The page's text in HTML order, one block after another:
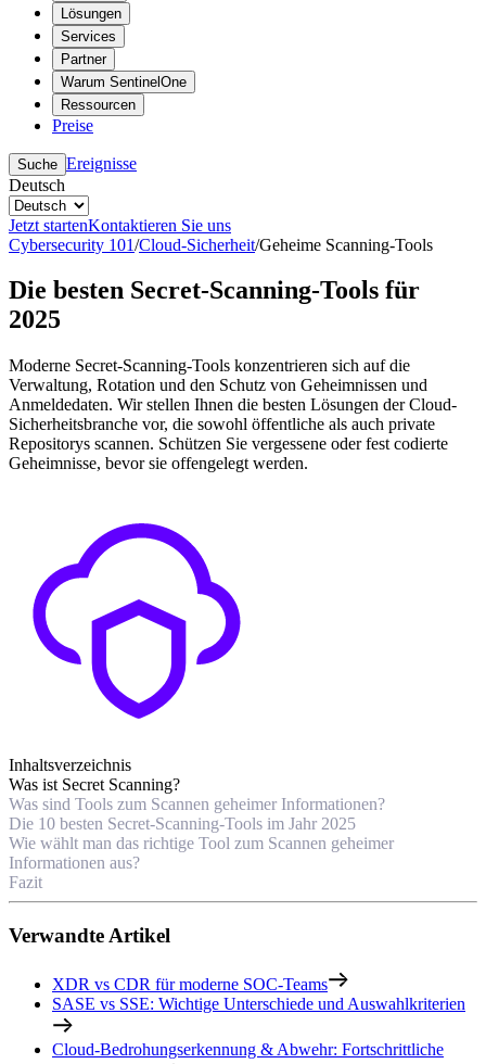
Lösungen
Services
Partner
Warum SentinelOne
Ressourcen
Preise
Suche Ereignisse
Deutsch
Jetzt startenKontaktieren Sie uns
Cybersecurity 101/Cloud-Sicherheit/Geheime Scanning-Tools
Die besten Secret-Scanning-Tools für
2025
Moderne Secret-Scanning-Tools konzentrieren sich auf die
Verwaltung, Rotation und den Schutz von Geheimnissen und
Anmeldedaten. Wir stellen Ihnen die besten Lösungen der Cloud-
Sicherheitsbranche vor, die sowohl öffentliche als auch private
Repositorys scannen. Schützen Sie vergessene oder fest codierte
Geheimnisse, bevor sie offengelegt werden.
Inhaltsverzeichnis
Was ist Secret Scanning?
Was sind Tools zum Scannen geheimer Informationen?
Die 10 besten Secret-Scanning-Tools im Jahr 2025
Wie wählt man das richtige Tool zum Scannen geheimer
Informationen aus?
Fazit
Verwandte Artikel
XDR vs CDR für moderne SOC-Teams
SASE vs SSE: Wichtige Unterschiede und Auswahlkriterien
Cloud-Bedrohungserkennung & Abwehr: Fortschrittliche